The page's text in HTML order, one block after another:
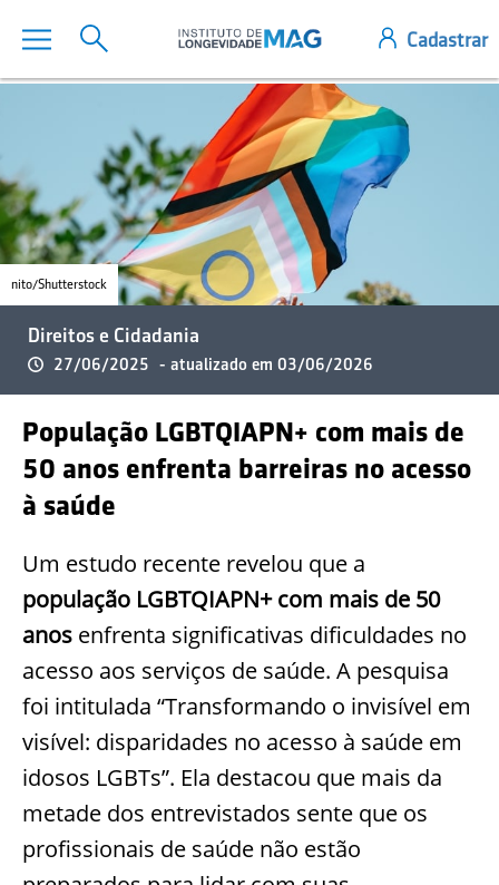
nito/Shutterstock
Direitos e Cidadania
27/06/2025 - atualizado em 03/06/2026
População LGBTQIAPN+ com mais de
50 anos enfrenta barreiras no acesso
à saúde
Um estudo recente revelou que a
população LGBTQIAPN+ com mais de 50
anos enfrenta significativas dificuldades no
acesso aos serviços de saúde. A pesquisa
foi intitulada “Transformando o invisível em
visível: disparidades no acesso à saúde em
idosos LGBTs”. Ela destacou que mais da
metade dos entrevistados sente que os
profissionais de saúde não estão